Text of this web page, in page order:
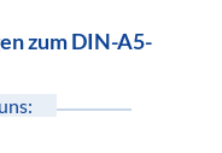
zum DIN-A5-